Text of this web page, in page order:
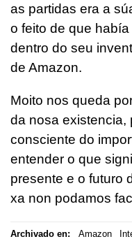
as partidas era a
o feito de que
dentro do seu
de Amazon.
Moito nos queda
da nosa existencia,
consciente do
entender o que
presente e o futuro
xa non podamos
Archivado en: Amazon